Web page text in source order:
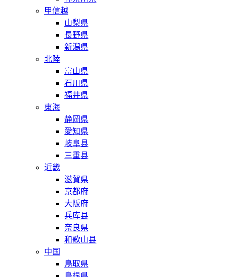
甲信越
山梨県
長野県
新潟県
北陸
富山県
石川県
福井県
東海
静岡県
愛知県
岐阜县
三重县
近畿
滋賀県
京都府
大阪府
兵库县
奈良県
和歌山县
中国
鳥取県